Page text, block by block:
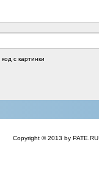
с картинки
Copyright © 2013 by PATE.RU